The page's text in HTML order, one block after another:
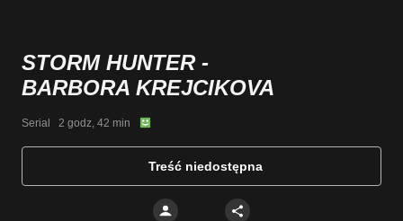
STORM HUNTER -
BARBORA KREJCIKOVA
Serial   2 godz, 42 min
Treść niedostępna